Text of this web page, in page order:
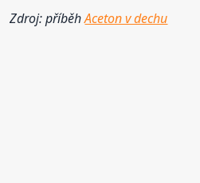
Zdroj: příběhAceton v dechu